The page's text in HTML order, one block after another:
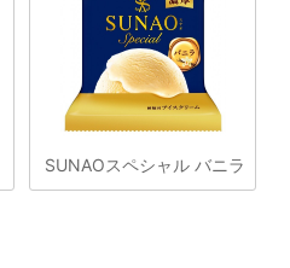
SUNAOスペシャル バニラ